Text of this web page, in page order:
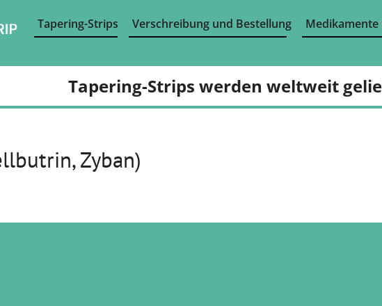
Tapering-Strips Verschreibung und Bestellung
Tapering-Strips werden weltweit
Zyban)